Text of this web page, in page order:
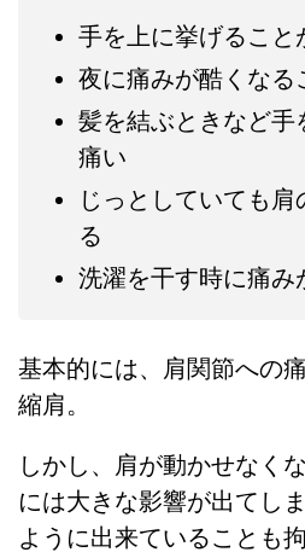
手を上に挙げること
夜に痛みが酷くなる
髪を結ぶときなど手
痛い
じっとしていても
る
洗濯を干す時に痛み
基本的には、肩関節への
縮肩。
しかし、肩が動かせなく
には大きな影響が出てし
ように出来ていることも